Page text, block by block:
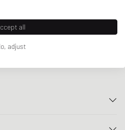
all
adjust